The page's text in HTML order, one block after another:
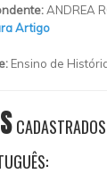
ANDREA
Artigo
Ensino de
CADASTRADOS